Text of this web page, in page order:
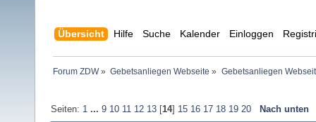
Übersicht Hilfe Suche Kalender Einloggen
Forum ZDW» Gebetsanliegen Webseite » Gebetsanliegen
Seiten: 1 ... 9 10 11 12 13[14] 15 16 17 18 19 20 Nach unten